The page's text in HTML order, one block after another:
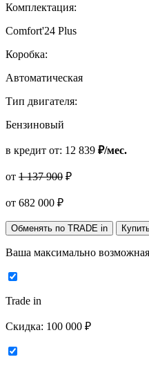
Комплектация:
Comfort'24 Plus
Коробка:
Автоматическая
Тип двигателя:
Бензиновый
в кредит от: 12 839 ₽/мес.
от 1 137 900 ₽
от 682 000 ₽
Обменять по TRADE in
Ваша максимально
Trade in
Скидка: 100 000 ₽